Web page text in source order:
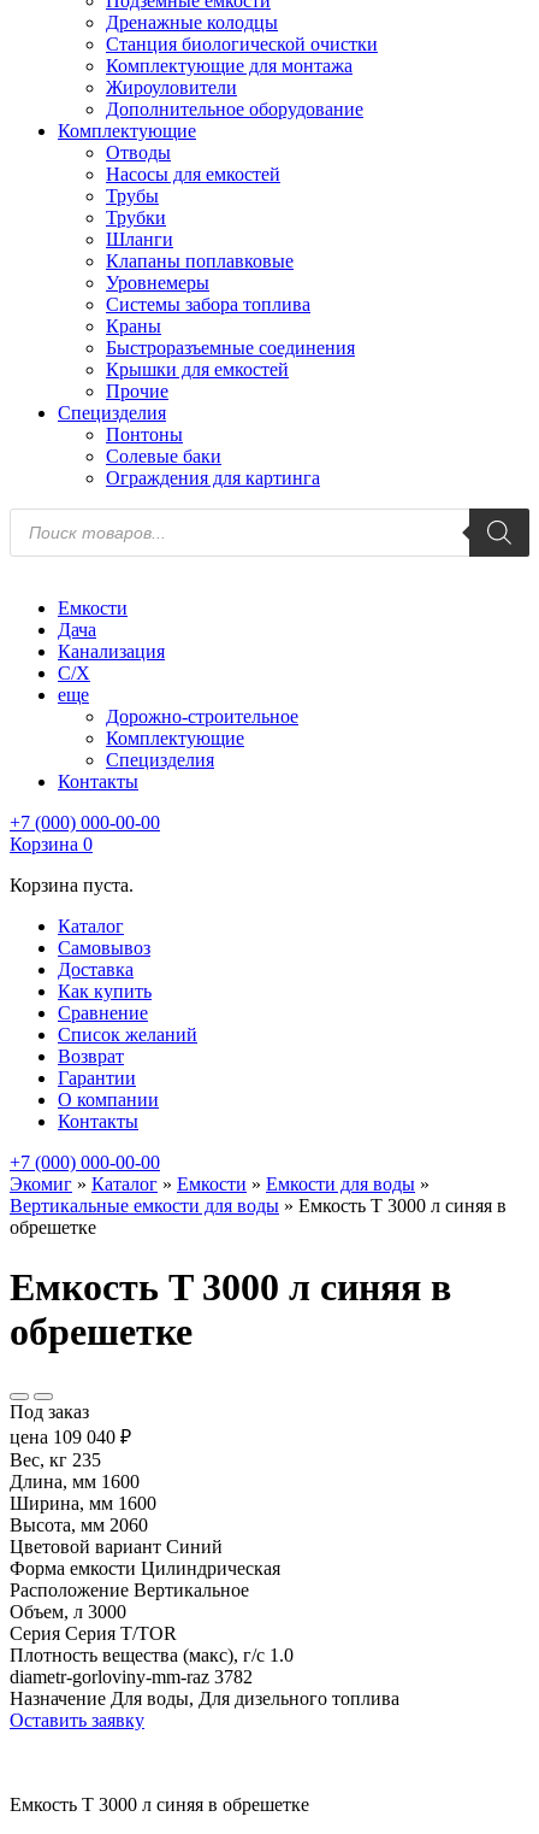
Дренажные колодцы
Станция биологической очистки
Комплектующие для монтажа
Жироуловители
Дополнительное оборудование
Комплектующие
Отводы
Насосы для емкостей
Трубы
Трубки
Шланги
Клапаны поплавковые
Уровнемеры
Системы забора топлива
Краны
Быстроразъемные соединения
Крышки для емкостей
Прочие
Специзделия
Понтоны
Солевые баки
Ограждения для картинга
Поиск
товаров
Емкости
Дача
Канализация
С/Х
еще
Дорожно-строительное
Комплектующие
Специзделия
Контакты
+7 (000) 000-00-00
Корзина 0
Корзина пуста.
Каталог
Самовывоз
Доставка
Как купить
Сравнение
Список желаний
Возврат
Гарантии
О компании
Контакты
+7 (000) 000-00-00
Экомиг » Каталог » Емкости » Емкости для воды »
Вертикальные емкости для воды » Емкость T 3000 л синяя в
обрешетке
Емкость T 3000 л синяя в
обрешетке
Под заказ
цена 109 040 ₽
Вес, кг 235
Длина, мм 1600
Ширина, мм 1600
Высота, мм 2060
Цветовой вариант Синий
Форма емкости Цилиндрическая
Расположение Вертикальное
Объем, л 3000
Серия Серия T/TOR
Плотность вещества (макс), г/с 1.0
diametr-gorloviny-mm-raz 3782
Назначение Для воды, Для дизельного топлива
Оставить заявку
Емкость T 3000 л синяя в обрешетке